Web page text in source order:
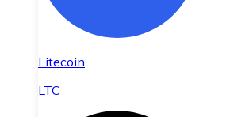
Litecoin
LTC